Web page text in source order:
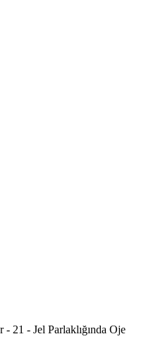
21 - Jel Parlaklığında Oje